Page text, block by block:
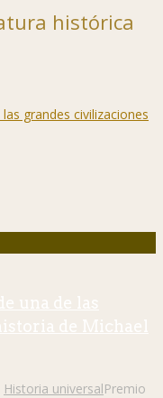
histórica
una de las
de Michael
Historia universalPremio